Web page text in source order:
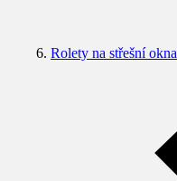
Rolety na střešní okna